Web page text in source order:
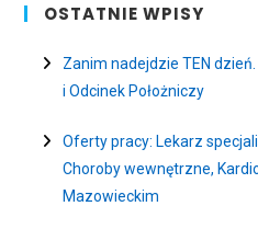
OSTATNIE WPISY
Zanim nadejdzie TEN
i Odcinek Położniczy
Oferty pracy: Lekarz
Choroby wewnętrzne,
Mazowieckim